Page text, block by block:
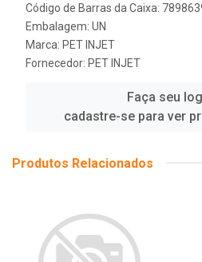
Código de Barras da Caixa:
Embalagem: UN
Marca: PET INJET
Fornecedor: PET INJET
Faça seu
cadastre-se para ver
Produtos Relacionados